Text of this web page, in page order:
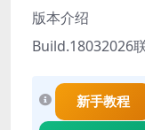
版本介绍
Build.18032026
新手教程